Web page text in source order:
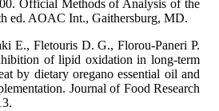
Official Methods of Analysis of the
ed. AOAC Int., Gaithersburg, MD.
E., Fletouris D. G., Florou-Paneri P.
of lipid oxidation in long-term
by dietary oregano essential oil and
Journal of Food Research